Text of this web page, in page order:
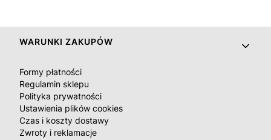
Linki w stopce
WARUNKI ZAKUPÓW
Formy płatności
Regulamin sklepu
Polityka prywatności
Ustawienia plików cookies
Czas i koszty dostawy
Zwroty i reklamacje